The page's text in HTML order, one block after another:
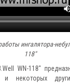
ингалятора-
118"
WN-118"
и некоторых